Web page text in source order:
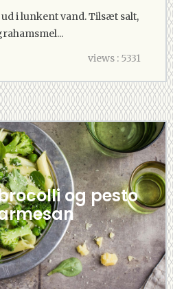
i lunkent vand. Tilsæt salt,
views : 5331
og pesto